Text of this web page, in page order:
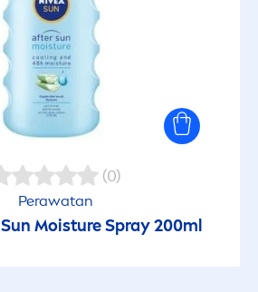
(0)
Perawatan
Sun Moisture Spray 200ml